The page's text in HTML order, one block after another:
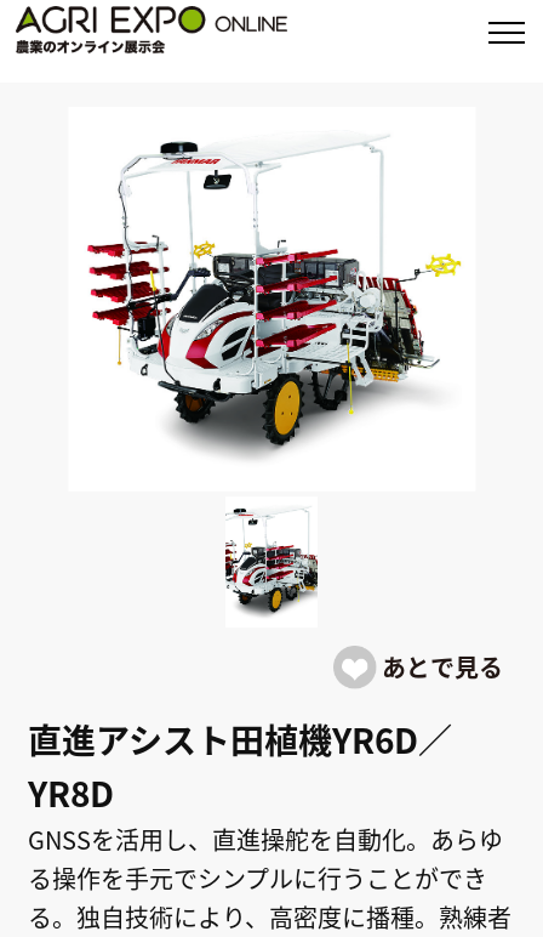
直進アシスト田植機YR6D／
YR8D
GNSSを活用し、直進操舵を自動化。あらゆ
る操作を手元でシンプルに行うことができ
る。独自技術により、高密度に播種。熟練者